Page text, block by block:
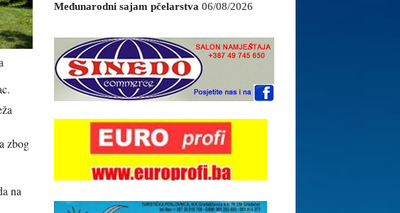
zbog
na
Međunarodni sajam pčelarstva 06/08/2026